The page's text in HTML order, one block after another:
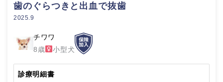
歯のぐらつきと出血で抜歯
2025.9
チワワ
8歳
小型犬
診療明細書